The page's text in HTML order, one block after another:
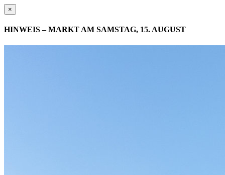
×
HINWEIS – MARKT AM SAMSTAG, 15. AUGUST